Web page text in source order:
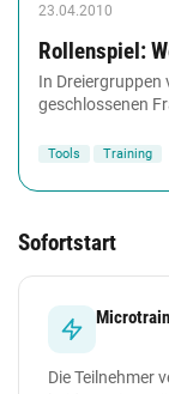
23.04.2010
Rollenspiel:
In Dreiergruppen
geschlossenen
Tools Training
Sofortstart
Die Teilnehmer